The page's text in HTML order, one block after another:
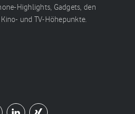
Highlights, Gadgets, den
und TV-Höhepunkte.